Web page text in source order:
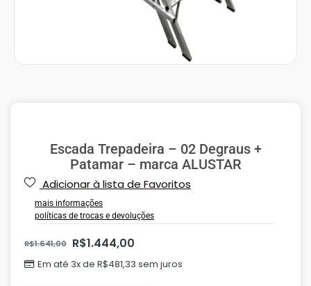
Escada Trepadeira – 02 Degraus +
Patamar – marca ALUSTAR
Adicionar à lista de Favoritos
mais informações
políticas de trocas e devoluções
R$1.641,00 R$1.444,00
Em até 3x de R$481,33 sem juros